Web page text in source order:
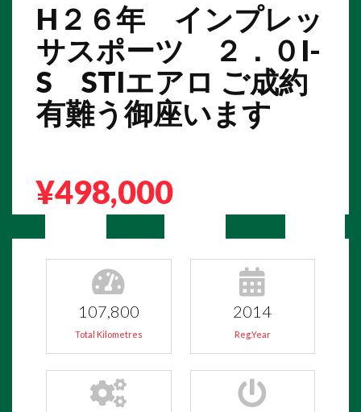
H２６年 インプレッ
サスポーツ ２．０I-
S STIエアロ ご成約
有難う御座います
¥498,000
107,800
Total Kilometres
2014
Reg.Year